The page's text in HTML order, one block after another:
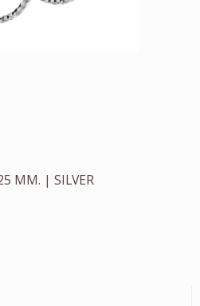
MM. | SILVER